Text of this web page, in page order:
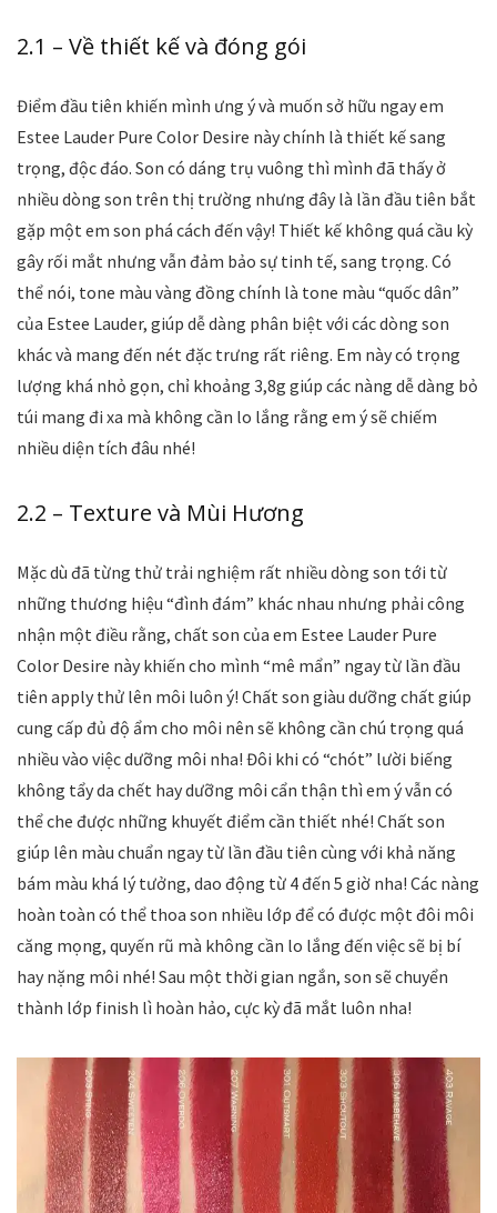
2.1 – Về thiết kế và đóng gói
Điểm đầu tiên khiến mình ưng ý và muốn sở hữu ngay em
Estee Lauder Pure Color Desire này chính là thiết kế sang
trọng, độc đáo. Son có dáng trụ vuông thì mình đã thấy ở
nhiều dòng son trên thị trường nhưng đây là lần đầu tiên bắt
gặp một em son phá cách đến vậy! Thiết kế không quá cầu kỳ
gây rối mắt nhưng vẫn đảm bảo sự tinh tế, sang trọng. Có
thể nói, tone màu vàng đồng chính là tone màu “quốc dân”
của Estee Lauder, giúp dễ dàng phân biệt với các dòng son
khác và mang đến nét đặc trưng rất riêng. Em này có trọng
lượng khá nhỏ gọn, chỉ khoảng 3,8g giúp các nàng dễ dàng bỏ
túi mang đi xa mà không cần lo lắng rằng em ý sẽ chiếm
nhiều diện tích đâu nhé!
2.2 – Texture và Mùi Hương
Mặc dù đã từng thử trải nghiệm rất nhiều dòng son tới từ
những thương hiệu “đình đám” khác nhau nhưng phải công
nhận một điều rằng, chất son của em Estee Lauder Pure
Color Desire này khiến cho mình “mê mẩn” ngay từ lần đầu
tiên apply thử lên môi luôn ý! Chất son giàu dưỡng chất giúp
cung cấp đủ độ ẩm cho môi nên sẽ không cần chú trọng quá
nhiều vào việc dưỡng môi nha! Đôi khi có “chót” lười biếng
không tẩy da chết hay dưỡng môi cẩn thận thì em ý vẫn có
thể che được những khuyết điểm cần thiết nhé! Chất son
giúp lên màu chuẩn ngay từ lần đầu tiên cùng với khả năng
bám màu khá lý tưởng, dao động từ 4 đến 5 giờ nha! Các nàng
hoàn toàn có thể thoa son nhiều lớp để có được một đôi môi
căng mọng, quyến rũ mà không cần lo lắng đến việc sẽ bị bí
hay nặng môi nhé! Sau một thời gian ngắn, son sẽ chuyển
thành lớp finish lì hoàn hảo, cực kỳ đã mắt luôn nha!